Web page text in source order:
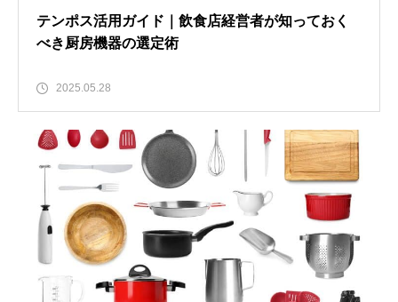
テンポス活用ガイド｜飲食店経営者が知っておく
べき厨房機器の選定術
2025.05.28